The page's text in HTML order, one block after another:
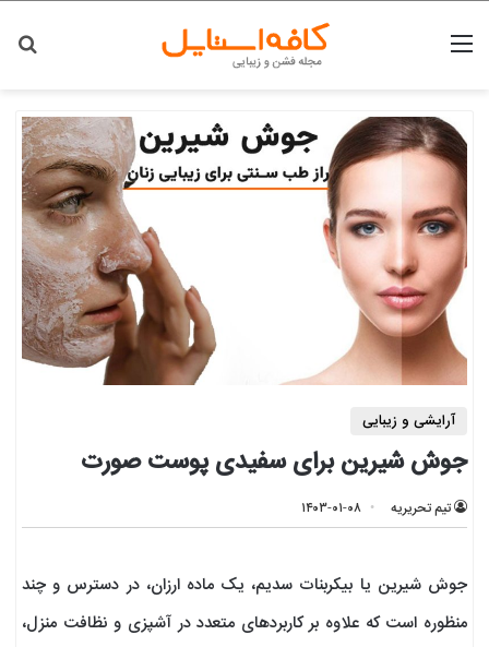
منو
آرایشی و زیبایی
جوش شیرین برای سفیدی پوست صورت
تیم تحریریه ۱۴۰۳-۰۱-۰۸
جوش شیرین یا بیکربنات سدیم، یک ماده ارزان، در دسترس و چند
منظوره است که علاوه بر کاربردهای متعدد در آشپزی و نظافت منزل،